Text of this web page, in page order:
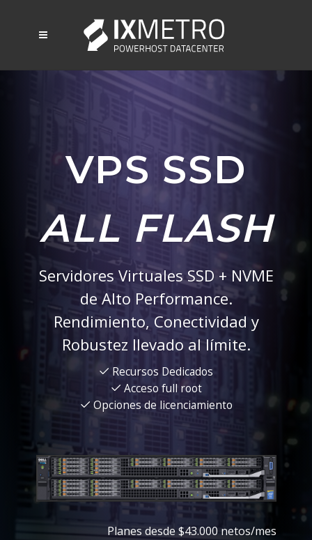
VPS SSD
ALL FLASH
Servidores Virtuales SSD + NVME
de Alto Performance.
Rendimiento, Conectividad y
Robustez llevado al límite.
Recursos Dedicados
Acceso full root
Opciones de licenciamiento
Planes desde $43.000 netos/mes